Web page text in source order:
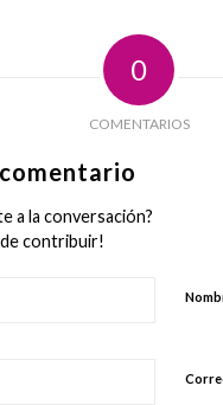
0
COMENTARIOS
a la conversación?
contribuir!